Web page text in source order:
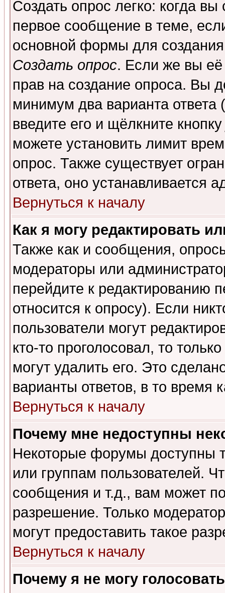
Создать опрос легко: когда
первое сообщение в теме,
основной формы для
Создать опрос. Если же вы её
прав на создание опроса. Вы
минимум два варианта ответа
введите его и щёлкните
можете установить лимит
опрос. Также существует
ответа, оно устанавливается
Вернуться к началу
Как я могу редактировать
Также как и сообщения,
модераторы или
перейдите к редактированию
относится к опросу). Если
пользователи могут
кто-то проголосовал, то
могут удалить его. Это
варианты ответов, в то время
Вернуться к началу
Почему мне недоступны
Некоторые форумы доступны
или группам пользователей.
сообщения и т.д., вам может
разрешение. Только
могут предоставить такое
Вернуться к началу
Почему я не могу